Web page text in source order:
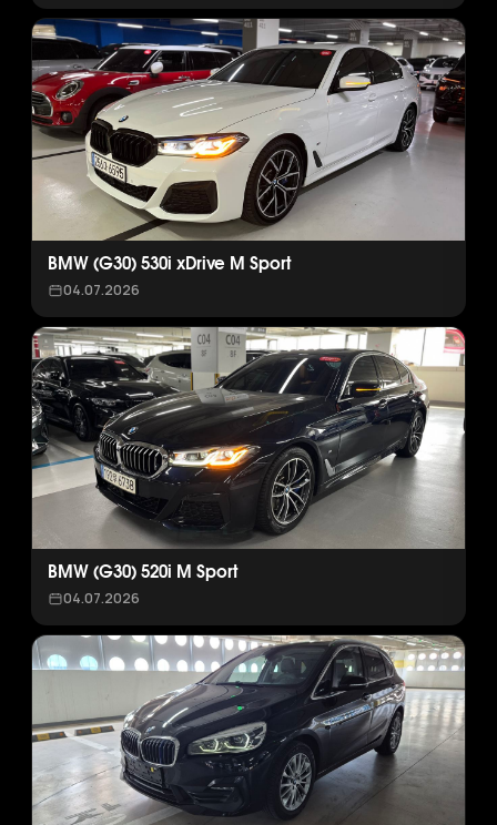
BMW (G30) 530i xDrive M Sport
04.07.2026
BMW (G30) 520i M Sport
04.07.2026